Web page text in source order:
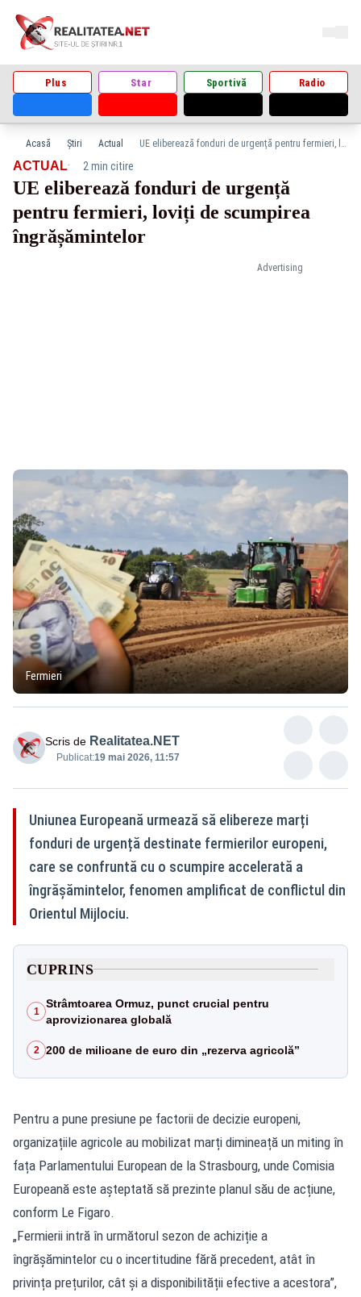
Plus Star Sportivă Radio
Acasă Știri Actual UE eliberează fonduri de urgență pentru fermieri, loviți de scumpirea îngrășămintelor
Advertising
ACTUAL· 2 min citire
UE eliberează fonduri de urgență
pentru fermieri, loviți de scumpirea
îngrășămintelor
Fermieri
Scris de Realitatea.NET
Publicat:19 mai 2026, 11:57
Uniunea Europeană urmează să elibereze marți
fonduri de urgență destinate fermierilor europeni,
care se confruntă cu o scumpire accelerată a
îngrășămintelor, fenomen amplificat de conflictul din
Orientul Mijlociu.
CUPRINS
1
Strâmtoarea Ormuz, punct crucial pentru
aprovizionarea globală
2 200 de milioane de euro din „rezerva agricolă”
Pentru a pune presiune pe factorii de decizie europeni,
organizațiile agricole au mobilizat marți dimineață un miting în
fața Parlamentului European de la Strasbourg, unde Comisia
Europeană este așteptată să prezinte planul său de acțiune,
conform Le Figaro.
„Fermierii intră în următorul sezon de achiziție a
îngrășămintelor cu o incertitudine fără precedent, atât în
privința prețurilor, cât și a disponibilității efective a acestora”,